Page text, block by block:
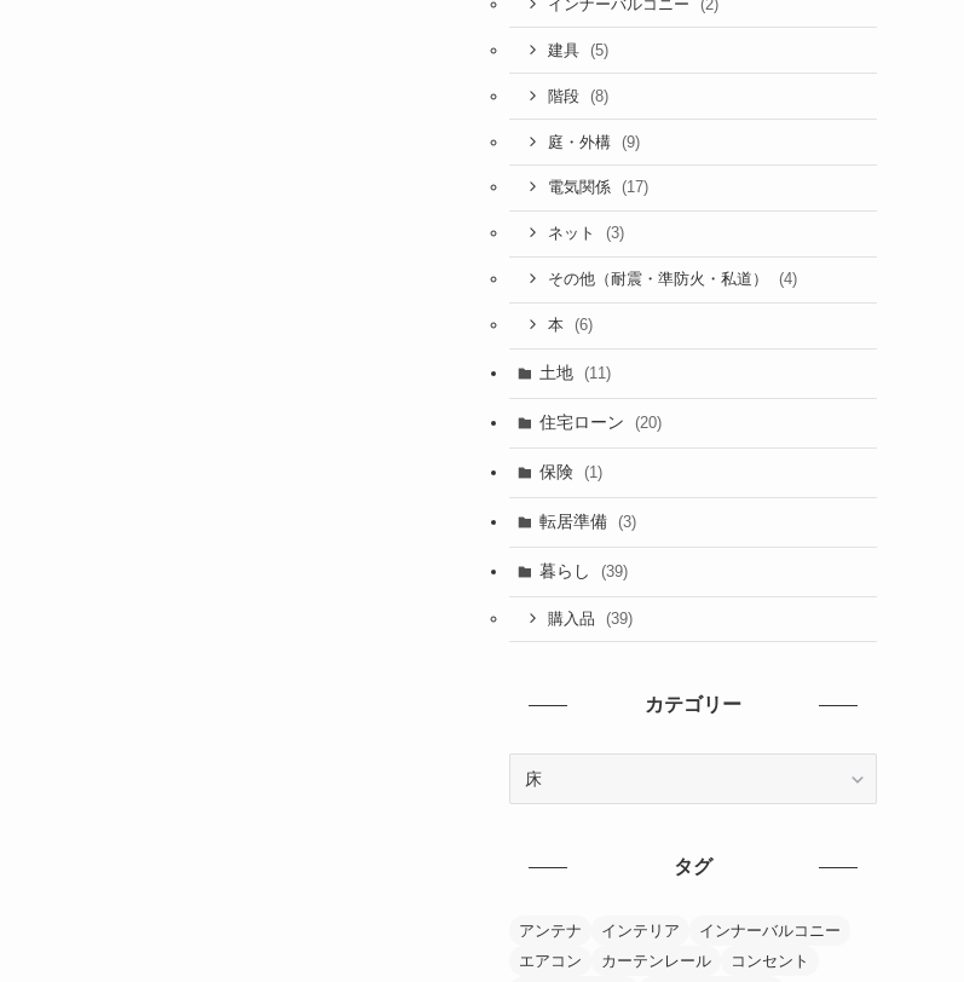
インナーバルコニー (2)
建具 (5)
階段 (8)
庭・外構 (9)
電気関係 (17)
ネット (3)
その他（耐震・準防火・私道） (4)
本 (6)
土地 (11)
住宅ローン (20)
保険 (1)
転居準備 (3)
暮らし (39)
購入品 (39)
カテゴリー
タグ
アンテナ インテリア
インナーバルコニー
エアコン
カーテンレール
コンセント